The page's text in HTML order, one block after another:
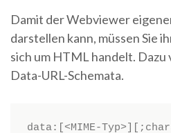
Damit der Webviewer
darstellen kann, müssen Sie
sich um HTML handelt. Dazu
Data-URL-Schemata.
data:[<MIME-